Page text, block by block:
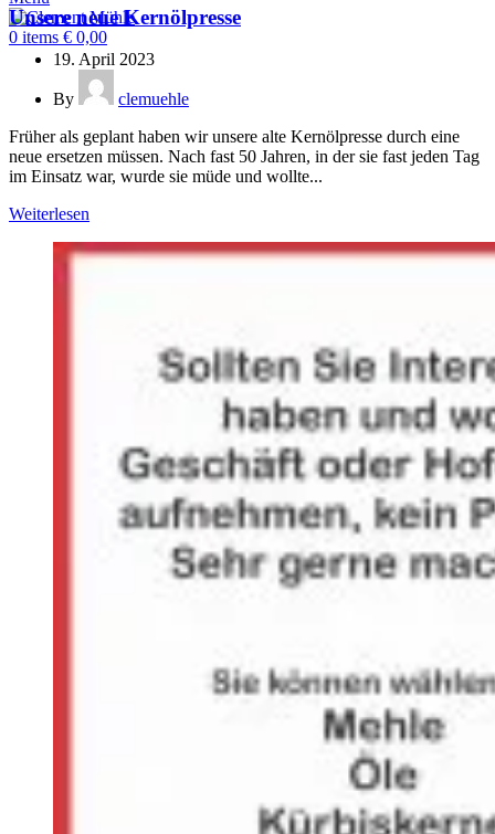
0 items € 0,00
Unsere neue Kernölpresse
19. April 2023
By
clemuehle
Früher als geplant haben wir unsere alte Kernölpresse durch eine
neue ersetzen müssen. Nach fast 50 Jahren, in der sie fast jeden Tag
im Einsatz war, wurde sie müde und wollte...
Weiterlesen